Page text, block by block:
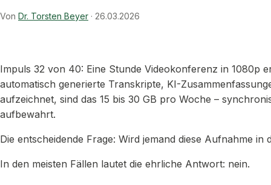
Von Dr. Torsten Beyer · 26.03.2026
Impuls 32 von 40: Eine Stunde Videokonferenz in 1080p
automatisch generierte Transkripte, KI-
aufzeichnet, sind das 15 bis 30 GB pro Woche –
aufbewahrt.
Die entscheidende Frage: Wird jemand diese Aufnahme
In den meisten Fällen lautet die ehrliche Antwort: nein.